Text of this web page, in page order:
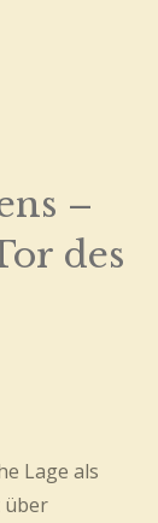
–
des
Lage als
über